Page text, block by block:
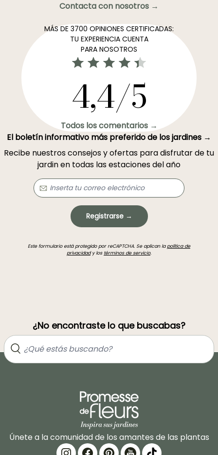
Contacta con nosotros →
MÁS DE 3700 OPINIONES CERTIFICADAS:
TU EXPERIENCIA CUENTA
PARA NOSOTROS
4,4/5
Todos los comentarios →
El boletín informativo más preferido de los jardines →
Recibe nuestros consejos y ofertas para disfrutar de tu
jardin en todas las estaciones del año
Registrarse →
Este formulario está protegido por reCAPTCHA. Se aplican lapolítica de
privacidady los términos de servicio.
¿No encontraste lo que buscabas?
Únete a la comunidad de los amantes de las plantas